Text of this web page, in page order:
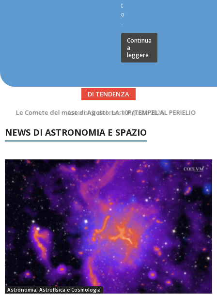
t
o
.
Continua
a
leggere
DI TENDENZA
Asteroidi del mese Agosto 2026
NEWS DI ASTRONOMIA E SPAZIO
Astronomia, Astrofisica e Cosmologia